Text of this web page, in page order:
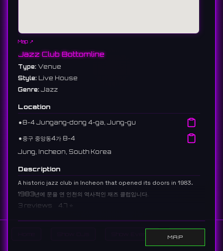
Search
Map ↗
Jazz Club Bottomline
Type: Venue
Style: Live House
Genre: Jazz
Location
⚫︎ 8-4 Jungang-dong 4-ga, Jung-gu
⚫︎중구 중앙동4가 8-4
Jung, Incheon, South Korea
Description
A historic jazz club in Incheon that opened its doors in 1983.
1983년에 문을 연 인천의 역사적인 재즈 클럽입니다.
3 reviews 4.7 ⭐️
MAP